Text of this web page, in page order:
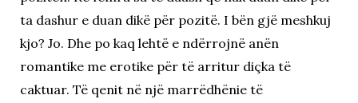
ta dashur e duan dikë për pozitë. I bën gjë meshkuj
kjo? Jo. Dhe po kaq lehtë e ndërrojnë anën
romantike me erotike për të arritur diçka të
caktuar. Të qenit në një marrëdhënie të